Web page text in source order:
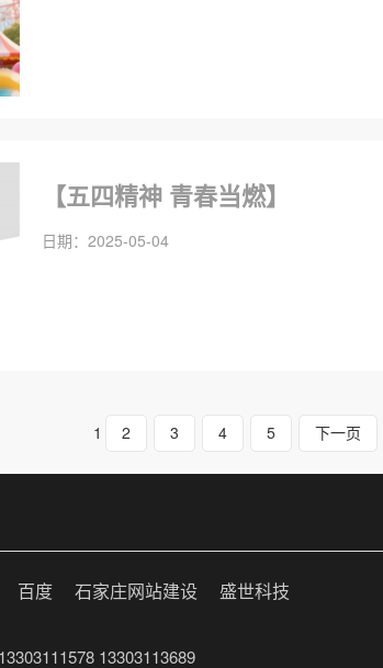
【五四精神 青春当燃】
日期：2025-05-04
1 2 3 4 5 下一页
百度 石家庄网站建设 盛世科技
13303113689